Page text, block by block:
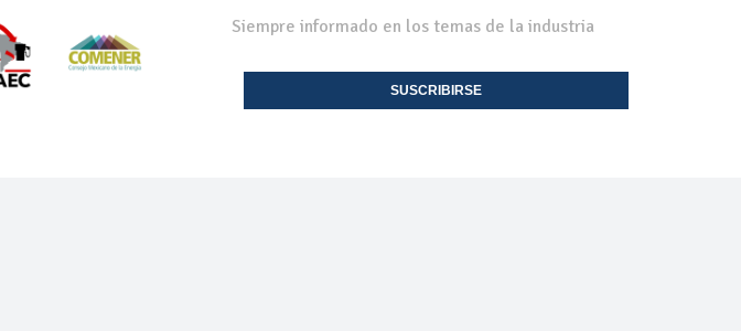
Siempre informado en los temas de la industria
SUSCRIBIRSE